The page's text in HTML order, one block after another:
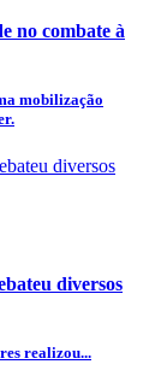
no combate à
mobilização
diversos
realizou...